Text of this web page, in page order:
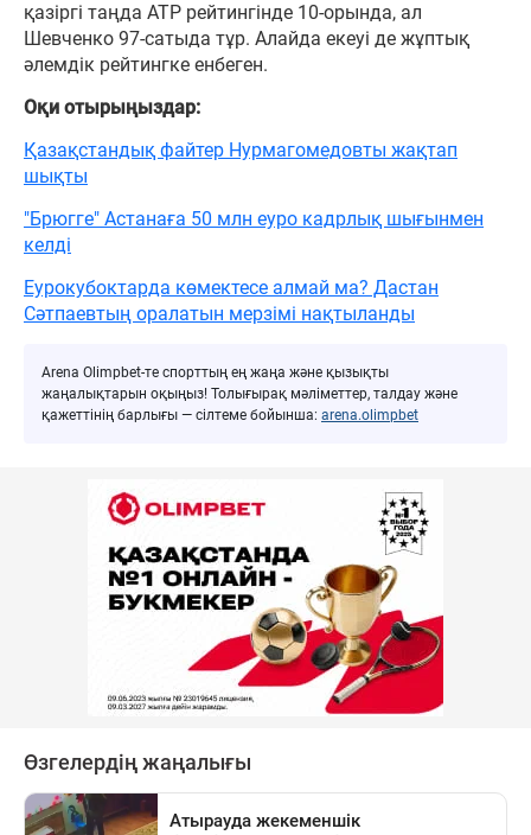
қазіргі таңда ATP рейтингінде 10-орында, ал
Шевченко 97-сатыда тұр. Алайда екеуі де жұптық
әлемдік рейтингке енбеген.
Оқи отырыңыздар:
Қазақстандық файтер Нурмагомедовты жақтап
шықты
"Брюгге" Астанаға 50 млн еуро кадрлық шығынмен
келді
Еурокубоктарда көмектесе алмай ма? Дастан
Сәтпаевтың оралатын мерзімі нақтыланды
Arena Olimpbet-те спорттың ең жаңа және қызықты
жаңалықтарын оқыңыз! Толығырақ мәліметтер, талдау және
қажеттінің барлығы — сілтеме бойынша: arena.olimpbet